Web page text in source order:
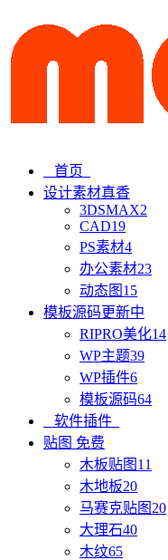
首页
设计素材真香
3DSMAX2
CAD19
PS素材4
办公素材23
动态图 15
模板源码更新中
RIPRO美化14
WP主题39
WP插件6
模板源码64
软件插件
贴图 免费
木板贴图 11
木地板20
马赛克贴图 20
大理石40
木纹65